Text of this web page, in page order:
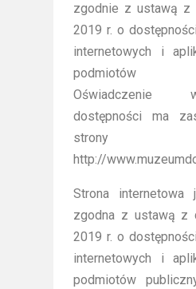
zgodnie z ustawą z
2019 r. o
internetowych i
podmiotów
dostępności ma
strony
http://
Strona internetowa
zgodna z ustawą z
2019 r. o
internetowych i
podmiotów